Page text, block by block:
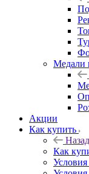
Медали
Акции
Как купить
Назад
Как